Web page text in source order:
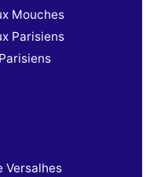
Mouches
Parisiens
Versalhes